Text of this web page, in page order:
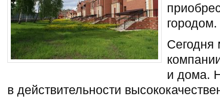
городом.
Сегодня
и дома.
в действительности